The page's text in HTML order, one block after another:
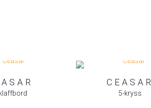
CEASAR
5-kryss